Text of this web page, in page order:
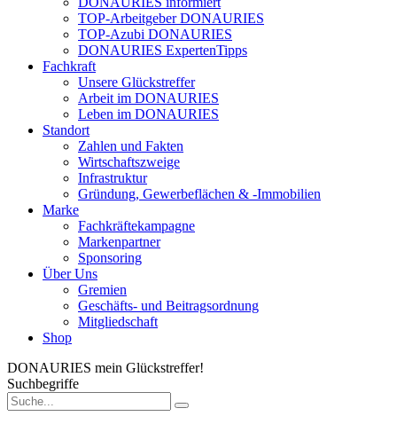
TOP-Arbeitgeber DONAURIES
TOP-Azubi DONAURIES
DONAURIES ExpertenTipps
Fachkraft
Unsere Glückstreffer
Arbeit im DONAURIES
Leben im DONAURIES
Standort
Zahlen und Fakten
Wirtschaftszweige
Infrastruktur
Gründung, Gewerbeflächen & -Immobilien
Marke
Fachkräftekampagne
Markenpartner
Sponsoring
Über Uns
Gremien
Geschäfts- und Beitragsordnung
Mitgliedschaft
Shop
DONAURIES mein Glückstreffer!
Suchbegriffe